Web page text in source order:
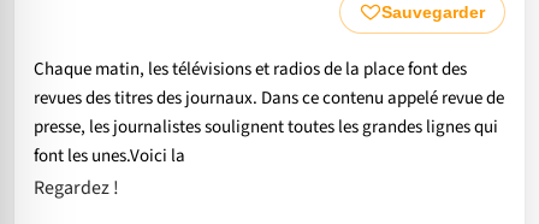
Sauvegarder
Chaque matin, les télévisions et radios de la place font des
revues des titres des journaux. Dans ce contenu appelé revue de
presse, les journalistes soulignent toutes les grandes lignes qui
font les unes.Voici la
Regardez !